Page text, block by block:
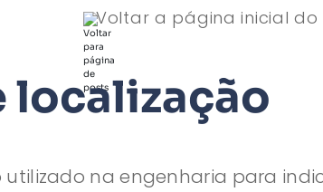
Voltar a página inicial do
localização
na engenharia para